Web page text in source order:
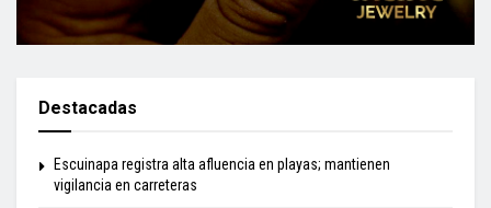
Destacadas
Escuinapa registra alta afluencia en playas; mantienen
vigilancia en carreteras